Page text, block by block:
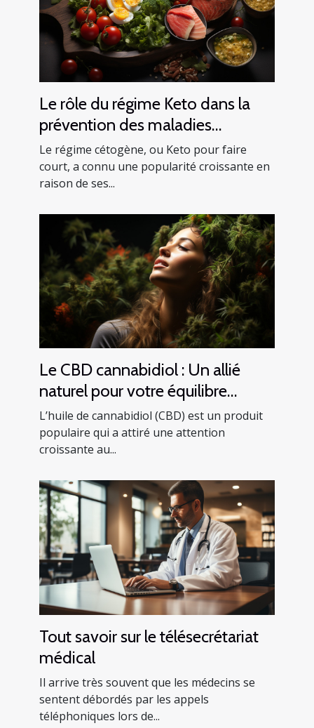
Le rôle du régime Keto dans la
prévention des maladies
cardiaques
Le régime cétogène, ou Keto pour faire
court, a connu une popularité croissante en
raison de ses...
Le CBD cannabidiol : Un allié
naturel pour votre équilibre
mental
L’huile de cannabidiol (CBD) est un produit
populaire qui a attiré une attention
croissante au...
Tout savoir sur le télésecrétariat
médical
Il arrive très souvent que les médecins se
sentent débordés par les appels
téléphoniques lors de...